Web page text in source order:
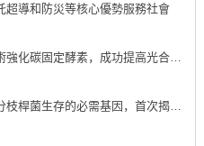
超導和防災等核心優勢服務社會
化碳固定酵素，成功提高光合作
桿菌生存的必需基因，首次揭示